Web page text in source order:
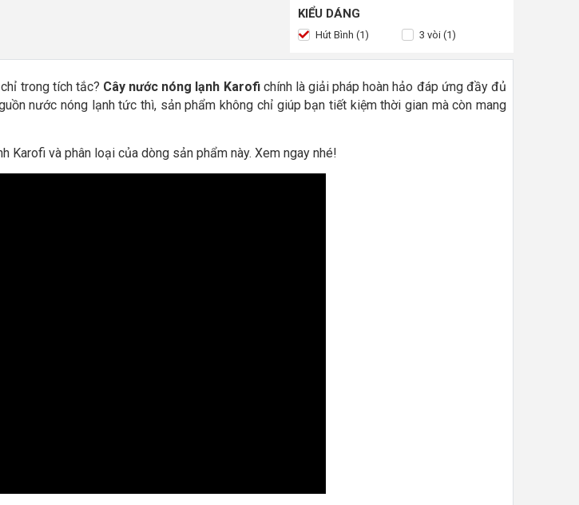
KIỂU DÁNG
Hút Bình (1) 3 vòi (1)
trong tích tắc? Cây nước nóng lạnh Karofichính là giải pháp hoàn hảo đáp ứng đầy đủ
nước nóng lạnh tức thì, sản phẩm không chỉ giúp bạn tiết kiệm thời gian mà còn mang
và phân loại của dòng sản phẩm này. Xem ngay nhé!